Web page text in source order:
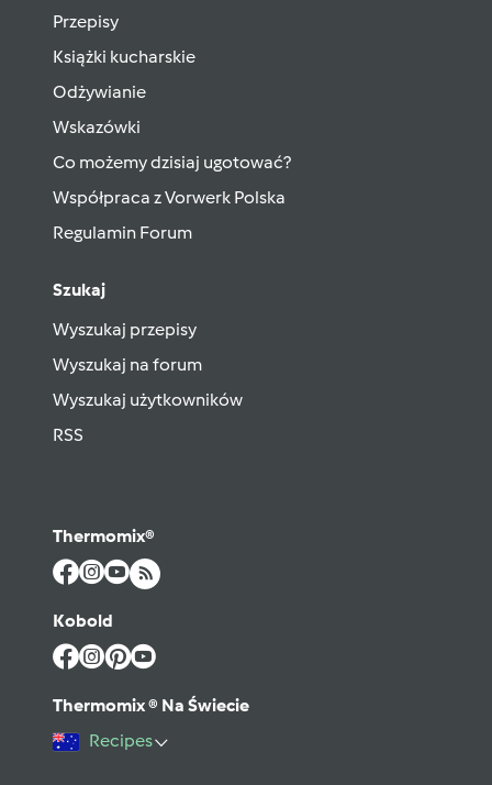
Przepisy
Książki kucharskie
Odżywianie
Wskazówki
Co możemy dzisiaj ugotować?
Współpraca z Vorwerk Polska
Regulamin Forum
Szukaj
Wyszukaj przepisy
Wyszukaj na forum
Wyszukaj użytkowników
RSS
Thermomix®
Kobold
Thermomix ® Na Świecie
Recipes